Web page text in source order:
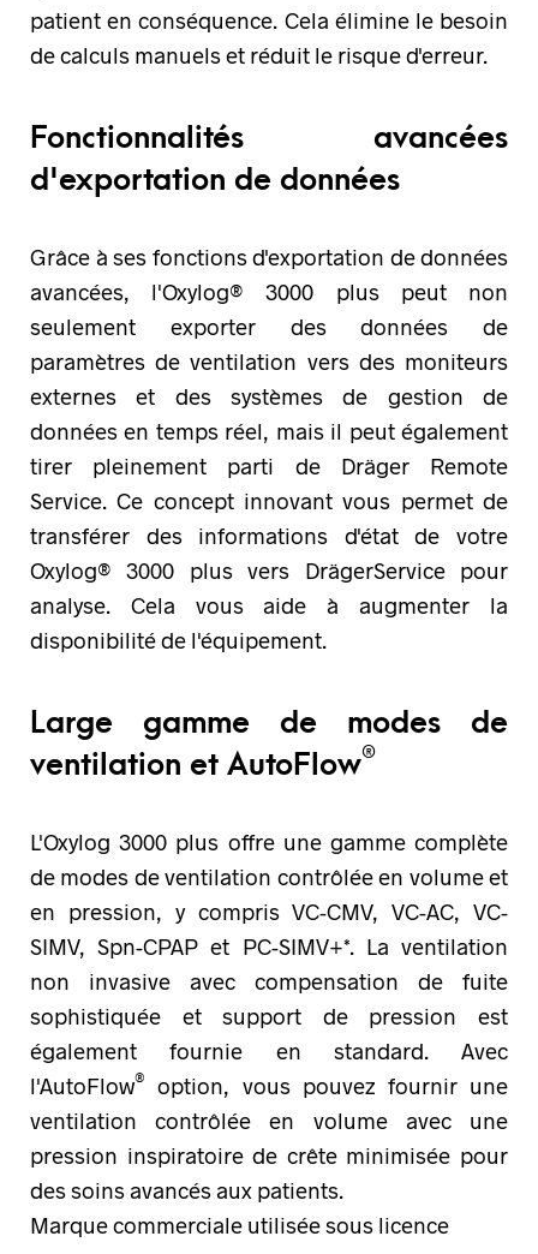
patient en conséquence. Cela élimine le besoin
de calculs manuels et réduit le risque d'erreur.
Fonctionnalités avancées
d'exportation de données
Grâce à ses fonctions d'exportation de données
avancées, l'Oxylog® 3000 plus peut non
seulement exporter des données de
paramètres de ventilation vers des moniteurs
externes et des systèmes de gestion de
données en temps réel, mais il peut également
tirer pleinement parti de Dräger Remote
Service. Ce concept innovant vous permet de
transférer des informations d'état de votre
Oxylog® 3000 plus vers DrägerService pour
analyse. Cela vous aide à augmenter la
disponibilité de l'équipement.
Large gamme de modes de
ventilation et AutoFlow®
L'Oxylog 3000 plus offre une gamme complète
de modes de ventilation contrôlée en volume et
en pression, y compris VC-CMV, VC-AC, VC-
SIMV, Spn-CPAP et PC-SIMV+*. La ventilation
non invasive avec compensation de fuite
sophistiquée et support de pression est
également fournie en standard. Avec
l'AutoFlow®
option, vous pouvez fournir une
ventilation contrôlée en volume avec une
pression inspiratoire de crête minimisée pour
des soins avancés aux patients.
Marque commerciale utilisée sous licence